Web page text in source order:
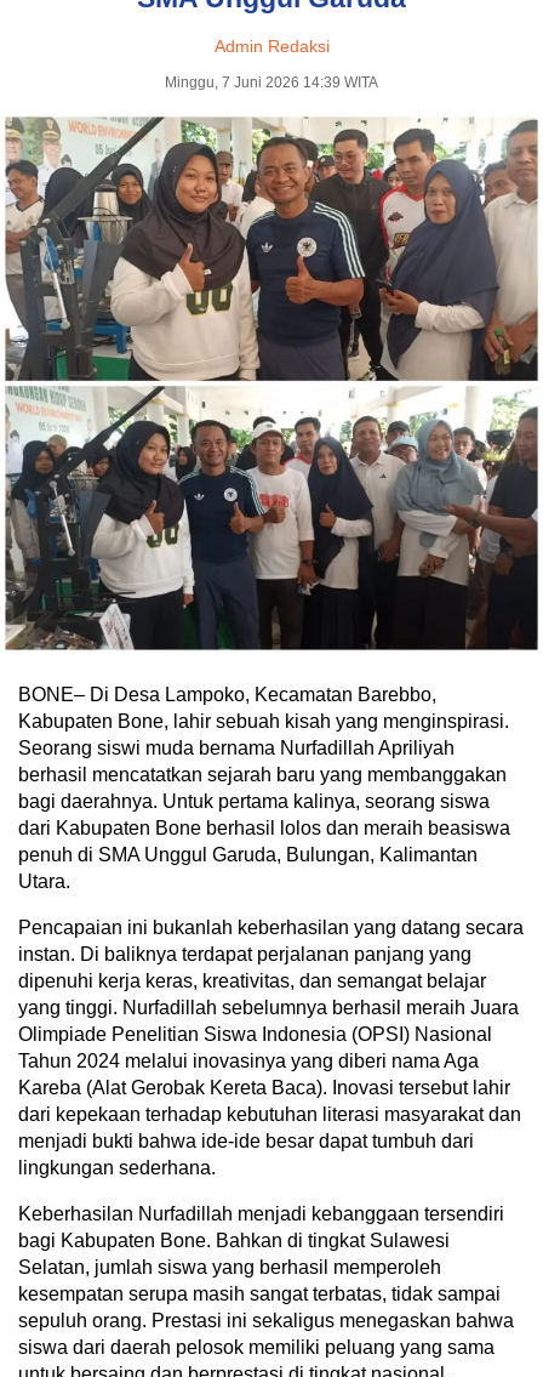
Admin Redaksi
Minggu, 7 Juni 2026 14:39 WITA
BONE– Di Desa Lampoko, Kecamatan Barebbo,
Kabupaten Bone, lahir sebuah kisah yang menginspirasi.
Seorang siswi muda bernama Nurfadillah Apriliyah
berhasil mencatatkan sejarah baru yang membanggakan
bagi daerahnya. Untuk pertama kalinya, seorang siswa
dari Kabupaten Bone berhasil lolos dan meraih beasiswa
penuh di SMA Unggul Garuda, Bulungan, Kalimantan
Utara.
Pencapaian ini bukanlah keberhasilan yang datang secara
instan. Di baliknya terdapat perjalanan panjang yang
dipenuhi kerja keras, kreativitas, dan semangat belajar
yang tinggi. Nurfadillah sebelumnya berhasil meraih Juara
Olimpiade Penelitian Siswa Indonesia (OPSI) Nasional
Tahun 2024 melalui inovasinya yang diberi nama Aga
Kareba (Alat Gerobak Kereta Baca). Inovasi tersebut lahir
dari kepekaan terhadap kebutuhan literasi masyarakat dan
menjadi bukti bahwa ide-ide besar dapat tumbuh dari
lingkungan sederhana.
Keberhasilan Nurfadillah menjadi kebanggaan tersendiri
bagi Kabupaten Bone. Bahkan di tingkat Sulawesi
Selatan, jumlah siswa yang berhasil memperoleh
kesempatan serupa masih sangat terbatas, tidak sampai
sepuluh orang. Prestasi ini sekaligus menegaskan bahwa
siswa dari daerah pelosok memiliki peluang yang sama